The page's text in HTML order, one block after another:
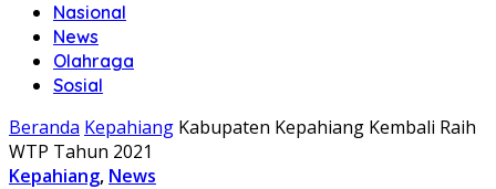
Nasional
News
Olahraga
Sosial
Beranda Kepahiang Kabupaten Kepahiang Kembali Raih
WTP Tahun 2021
Kepahiang, News